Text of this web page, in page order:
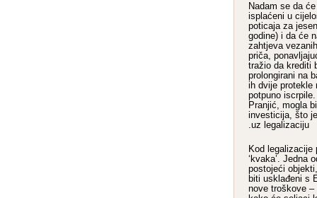
– Nadam se da
isplaćeni u
poticaja za
godine) i da će
zahtjeva
priča,
tražio da krediti
prolongirani na
ih dvije protekle
potpuno
Pranjić, mogla
investicija, što
uz legalizaciju.
– Kod
‘kvaka’. Jedna
postojeći
biti usklađeni s
nove troškove